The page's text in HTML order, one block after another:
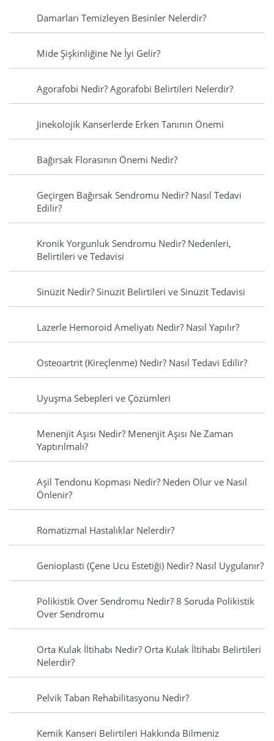
Damarları Temizleyen Besinler Nelerdir?
Mide Şişkinliğine Ne İyi Gelir?
Agorafobi Nedir? Agorafobi Belirtileri Nelerdir?
Jinekolojik Kanserlerde Erken Tanının Önemi
Bağırsak Florasının Önemi Nedir?
Geçirgen Bağırsak Sendromu Nedir? Nasıl Tedavi
Edilir?
Kronik Yorgunluk Sendromu Nedir? Nedenleri,
Belirtileri ve Tedavisi
Sinüzit Nedir? Sinüzit Belirtileri ve Sinüzit Tedavisi
Lazerle Hemoroid Ameliyatı Nedir? Nasıl Yapılır?
Osteoartrit (Kireçlenme) Nedir? Nasıl Tedavi Edilir?
Uyuşma Sebepleri ve Çözümleri
Menenjit Aşısı Nedir? Menenjit Aşısı Ne Zaman
Yaptırılmalı?
Aşil Tendonu Kopması Nedir? Neden Olur ve Nasıl
Önlenir?
Romatizmal Hastalıklar Nelerdir?
Genioplasti (Çene Ucu Estetiği) Nedir? Nasıl Uygulanır?
Polikistik Over Sendromu Nedir? 8 Soruda Polikistik
Over Sendromu
Orta Kulak İltihabı Nedir? Orta Kulak İltihabı Belirtileri
Nelerdir?
Pelvik Taban Rehabilitasyonu Nedir?
Kemik Kanseri Belirtileri Hakkında Bilmeniz